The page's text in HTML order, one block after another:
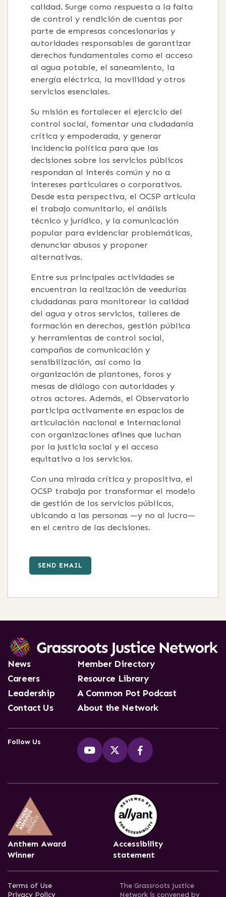
calidad. Surge como respuesta a la falta
de control y rendición de cuentas por
parte de empresas concesionarias y
autoridades responsables de garantizar
derechos fundamentales como el acceso
al agua potable, el saneamiento, la
energía eléctrica, la movilidad y otros
servicios esenciales.
Su misión es fortalecer el ejercicio del
control social, fomentar una ciudadanía
crítica y empoderada, y generar
incidencia política para que las
decisiones sobre los servicios públicos
respondan al interés común y no a
intereses particulares o corporativos.
Desde esta perspectiva, el OCSP articula
el trabajo comunitario, el análisis
técnico y jurídico, y la comunicación
popular para evidenciar problemáticas,
denunciar abusos y proponer
alternativas.
Entre sus principales actividades se
encuentran la realización de veedurías
ciudadanas para monitorear la calidad
del agua y otros servicios, talleres de
formación en derechos, gestión pública
y herramientas de control social,
campañas de comunicación y
sensibilización, así como la
organización de plantones, foros y
mesas de diálogo con autoridades y
otros actores. Además, el Observatorio
participa activamente en espacios de
articulación nacional e internacional
con organizaciones afines que luchan
por la justicia social y el acceso
equitativo a los servicios.
Con una mirada crítica y propositiva, el
OCSP trabaja por transformar el modelo
de gestión de los servicios públicos,
ubicando a las personas —y no al lucro—
en el centro de las decisiones.
SEND EMAIL
News
Careers
Leadership
Contact Us
Member Directory
Resource Library
A Common Pot Podcast
About the Network
Follow Us
Anthem Award
Winner
Accessibility
statement
Terms of Use
Privacy Policy
The Grassroots Justice
Network is convened by